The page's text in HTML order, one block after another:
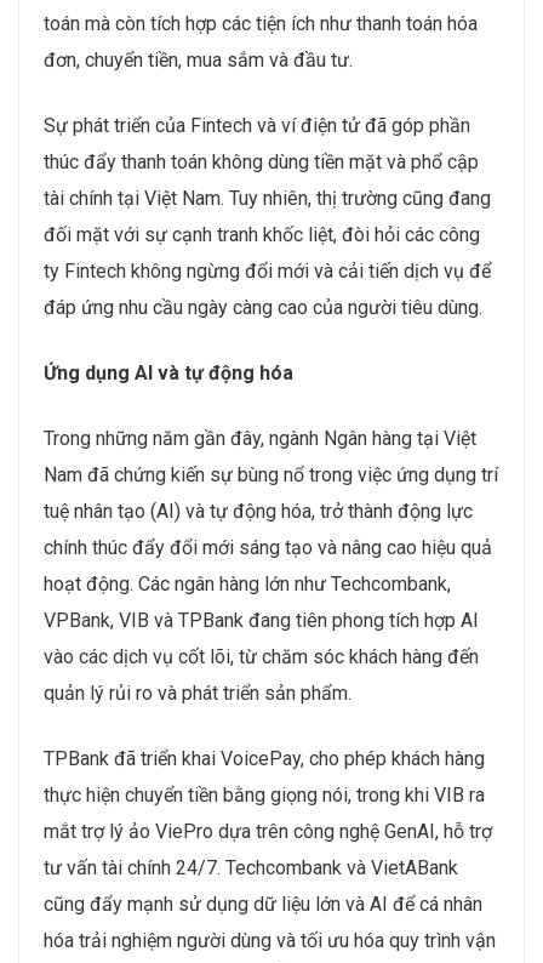
toán mà còn tích hợp các tiện ích như thanh toán hóa
đơn, chuyển tiền, mua sắm và đầu tư.
Sự phát triển của Fintech và ví điện tử đã góp phần
thúc đẩy thanh toán không dùng tiền mặt và phổ cập
tài chính tại Việt Nam. Tuy nhiên, thị trường cũng đang
đối mặt với sự cạnh tranh khốc liệt, đòi hỏi các công
ty Fintech không ngừng đổi mới và cải tiến dịch vụ để
đáp ứng nhu cầu ngày càng cao của người tiêu dùng.
Ứng dụng AI và tự động hóa
Trong những năm gần đây, ngành Ngân hàng tại Việt
Nam đã chứng kiến sự bùng nổ trong việc ứng dụng trí
tuệ nhân tạo (AI) và tự động hóa, trở thành động lực
chính thúc đẩy đổi mới sáng tạo và nâng cao hiệu quả
hoạt động. Các ngân hàng lớn như Techcombank,
VPBank, VIB và TPBank đang tiên phong tích hợp AI
vào các dịch vụ cốt lõi, từ chăm sóc khách hàng đến
quản lý rủi ro và phát triển sản phẩm.
TPBank đã triển khai VoicePay, cho phép khách hàng
thực hiện chuyển tiền bằng giọng nói, trong khi VIB ra
mắt trợ lý ảo ViePro dựa trên công nghệ GenAI, hỗ trợ
tư vấn tài chính 24/7. Techcombank và VietABank
cũng đẩy mạnh sử dụng dữ liệu lớn và AI để cá nhân
hóa trải nghiệm người dùng và tối ưu hóa quy trình vận